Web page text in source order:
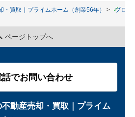
・買取｜プライムホーム（創業56年） ブログ
ページトップへ
話でお問い合わせ
動産売却・買取｜プライム